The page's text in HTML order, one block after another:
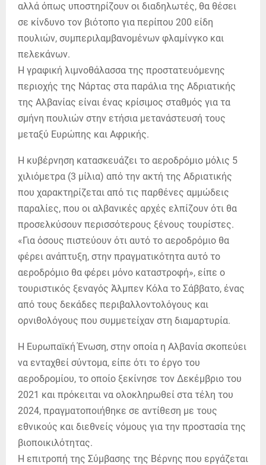
αλλά όπως υποστηρίζουν οι διαδηλωτές, θα θέσει
σε κίνδυνο τον βιότοπο για περίπου 200 είδη
πουλιών, συμπεριλαμβανομένων φλαμίνγκο και
πελεκάνων.
Η γραφική λιμνοθάλασσα της προστατευόμενης
περιοχής της Νάρτας στα παράλια της Αδριατικής
της Αλβανίας είναι ένας κρίσιμος σταθμός για τα
σμήνη πουλιών στην ετήσια μετανάστευσή τους
μεταξύ Ευρώπης και Αφρικής.
Η κυβέρνηση κατασκευάζει το αεροδρόμιο μόλις 5
χιλιόμετρα (3 μίλια) από την ακτή της Αδριατικής
που χαρακτηρίζεται από τις παρθένες αμμώδεις
παραλίες, που οι αλβανικές αρχές ελπίζουν ότι θα
προσελκύσουν περισσότερους ξένους τουρίστες.
«Για όσους πιστεύουν ότι αυτό το αεροδρόμιο θα
φέρει ανάπτυξη, στην πραγματικότητα αυτό το
αεροδρόμιο θα φέρει μόνο καταστροφή», είπε ο
τουριστικός ξεναγός Άλμπεν Κόλα το Σάββατο, ένας
από τους δεκάδες περιβαλλοντολόγους και
ορνιθολόγους που συμμετείχαν στη διαμαρτυρία.
Η Ευρωπαϊκή Ένωση, στην οποία η Αλβανία σκοπεύει
να ενταχθεί σύντομα, είπε ότι το έργο του
αεροδρομίου, το οποίο ξεκίνησε τον Δεκέμβριο του
2021 και πρόκειται να ολοκληρωθεί στα τέλη του
2024, πραγματοποιήθηκε σε αντίθεση με τους
εθνικούς και διεθνείς νόμους για την προστασία της
βιοποικιλότητας.
Η επιτροπή της Σύμβασης της Βέρνης που εργάζεται